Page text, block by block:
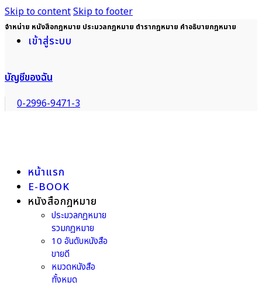
Skip to contentSkip to footer
จำหน่าย หนังสือกฎหมาย ประมวลกฎหมาย ตำรากฎหมาย คำอธิบายกฎหมาย
เข้าสู่ระบบ
บัญชีของฉัน
0-2996-9471-3
หน้าแรก
E-BOOK
หนังสือกฎหมาย
ประมวลกฎหมาย
รวมกฎหมาย
10 อันดับหนังสือ
ขายดี
หมวดหนังสือ
ทั้งหมด